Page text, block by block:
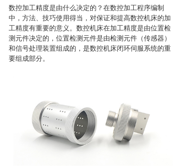
数控加工精度是由什么决定的？在数控加工程序编制
中，方法、技巧使用得当，对保证和提高数控机床的加
工精度有重要的意义。数控机床在加工精度是由位置检
测元件决定的，位置检测元件是由检测元件（传感器）
和信号处理装置组成的，是数控机床闭环伺服系统的重
要组成部分。